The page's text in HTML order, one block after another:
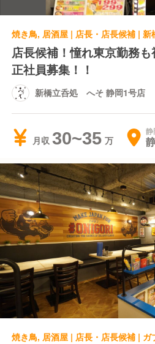
焼き鳥, 居酒屋 | 店長・店長候補 |
店長候補！憧れ東京勤務
正社員募集！！
新橋立呑処 へそ 静岡1号店
月収 30~35 静